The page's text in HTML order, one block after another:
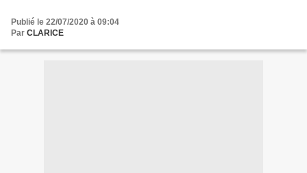
Publié le 22/07/2020 à 09:04
Par CLARICE